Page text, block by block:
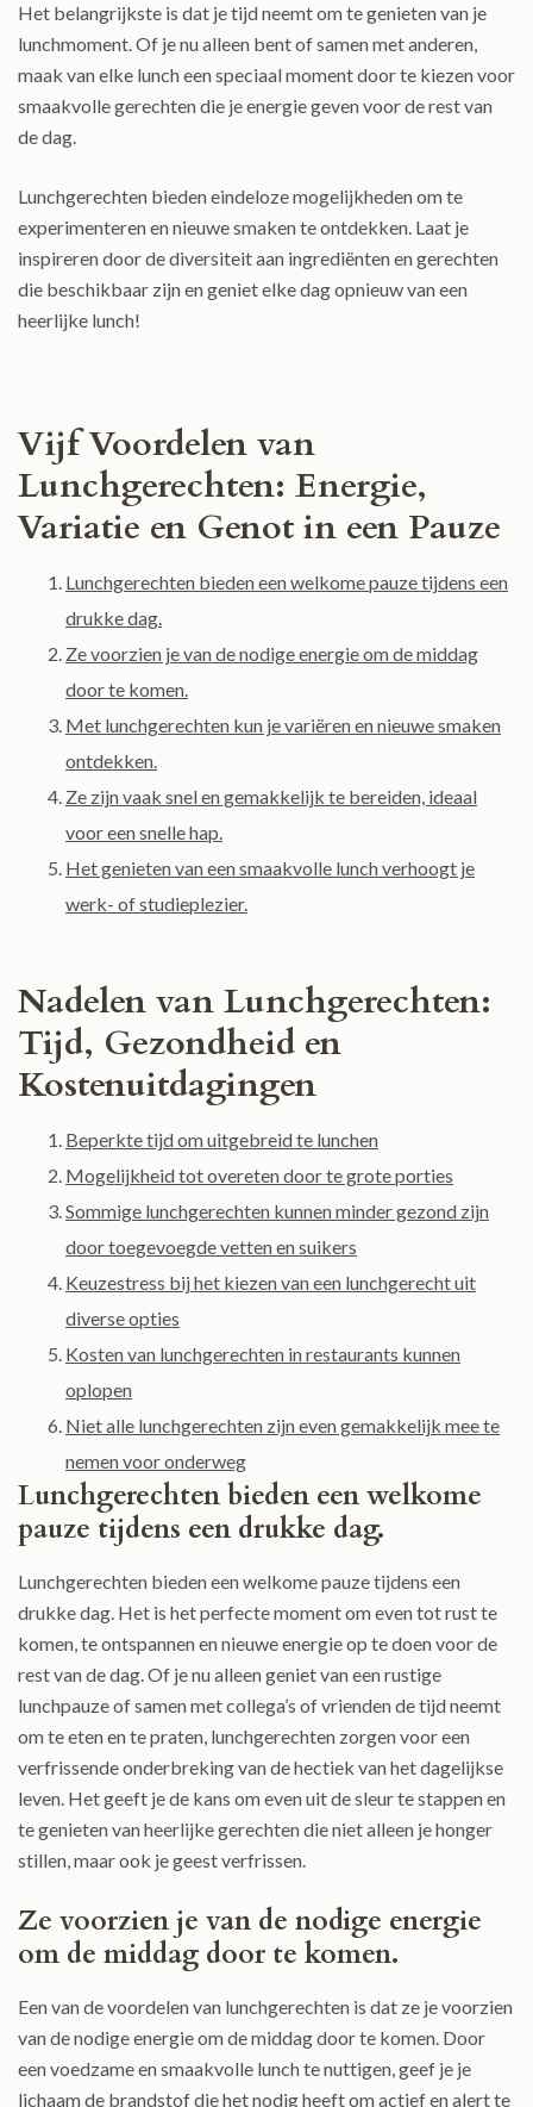
Het belangrijkste is dat je tijd neemt om te genieten van je
lunchmoment. Of je nu alleen bent of samen met anderen,
maak van elke lunch een speciaal moment door te kiezen voor
smaakvolle gerechten die je energie geven voor de rest van
de dag.
Lunchgerechten bieden eindeloze mogelijkheden om te
experimenteren en nieuwe smaken te ontdekken. Laat je
inspireren door de diversiteit aan ingrediënten en gerechten
die beschikbaar zijn en geniet elke dag opnieuw van een
heerlijke lunch!
Vijf Voordelen van
Lunchgerechten: Energie,
Variatie en Genot in een Pauze
Lunchgerechten bieden een welkome pauze tijdens een
drukke dag.
Ze voorzien je van de nodige energie om de middag
door te komen.
Met lunchgerechten kun je variëren en nieuwe smaken
ontdekken.
Ze zijn vaak snel en gemakkelijk te bereiden, ideaal
voor een snelle hap.
Het genieten van een smaakvolle lunch verhoogt je
werk- of studieplezier.
Nadelen van Lunchgerechten:
Tijd, Gezondheid en
Kostenuitdagingen
Beperkte tijd om uitgebreid te lunchen
Mogelijkheid tot overeten door te grote porties
Sommige lunchgerechten kunnen minder gezond zijn
door toegevoegde vetten en suikers
Keuzestress bij het kiezen van een lunchgerecht uit
diverse opties
Kosten van lunchgerechten in restaurants kunnen
oplopen
Niet alle lunchgerechten zijn even gemakkelijk mee te
nemen voor onderweg
Lunchgerechten bieden een welkome
pauze tijdens een drukke dag.
Lunchgerechten bieden een welkome pauze tijdens een
drukke dag. Het is het perfecte moment om even tot rust te
komen, te ontspannen en nieuwe energie op te doen voor de
rest van de dag. Of je nu alleen geniet van een rustige
lunchpauze of samen met collega’s of vrienden de tijd neemt
om te eten en te praten, lunchgerechten zorgen voor een
verfrissende onderbreking van de hectiek van het dagelijkse
leven. Het geeft je de kans om even uit de sleur te stappen en
te genieten van heerlijke gerechten die niet alleen je honger
stillen, maar ook je geest verfrissen.
Ze voorzien je van de nodige energie
om de middag door te komen.
Een van de voordelen van lunchgerechten is dat ze je voorzien
van de nodige energie om de middag door te komen. Door
een voedzame en smaakvolle lunch te nuttigen, geef je je
lichaam de brandstof die het nodig heeft om actief en alert te